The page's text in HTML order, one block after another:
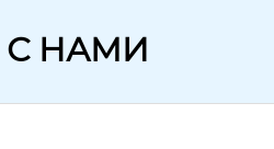
С НАМИ